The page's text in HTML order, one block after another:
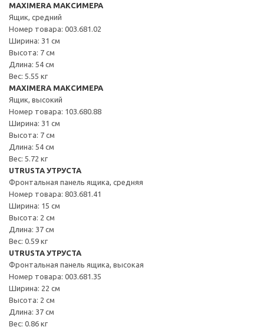
MAXIMERA МАКСИМЕРА
Ящик, средний
Номер товара: 003.681.02
Ширина: 31 см
Высота: 7 см
Длина: 54 см
Вес: 5.55 кг
MAXIMERA МАКСИМЕРА
Ящик, высокий
Номер товара: 103.680.88
Ширина: 31 см
Высота: 7 см
Длина: 54 см
Вес: 5.72 кг
UTRUSTA УТРУСТА
Фронтальная панель ящика, средняя
Номер товара: 803.681.41
Ширина: 15 см
Высота: 2 см
Длина: 37 см
Вес: 0.59 кг
UTRUSTA УТРУСТА
Фронтальная панель ящика, высокая
Номер товара: 003.681.35
Ширина: 22 см
Высота: 2 см
Длина: 37 см
Вес: 0.86 кг